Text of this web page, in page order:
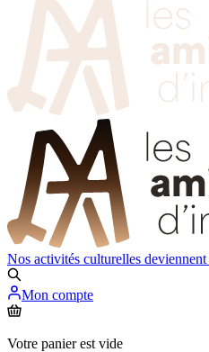
Nos activités culturelles deviennent
Mon compte
Votre panier est vide